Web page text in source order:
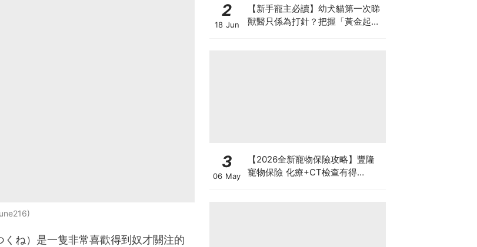
ね）是一隻非常喜歡得到奴才關注的
2
18 Jun
【新手寵主必讀】幼犬貓第一次睇
獸醫只係為打針？把握「黃金起跑
3
06 May
【2026全新寵物保險攻略】豐隆
寵物保險 化療+CT檢查有得